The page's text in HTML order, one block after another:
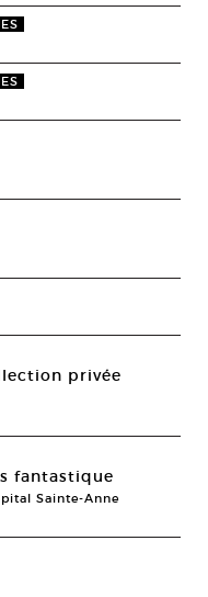
privée
fantastique
Sainte-Anne